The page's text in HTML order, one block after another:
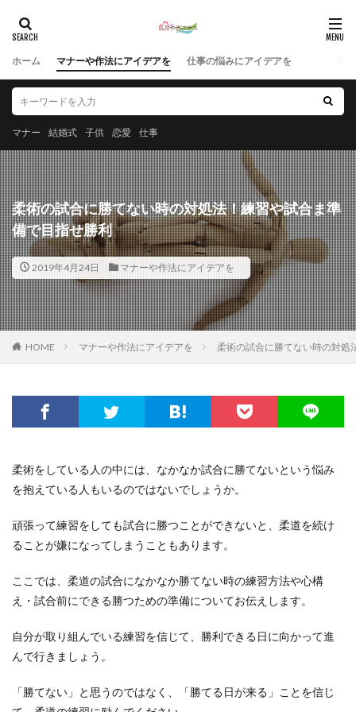
ホーム マナーや作法にアイデアを 仕事の悩みにアイデアを
マナー 結婚式 子供 恋愛 仕事
柔術の試合に勝てない時の対処法！練習や試合ま準
備で目指せ勝利
2019年4月24日 マナーや作法にアイデアを
HOME マナーや作法にアイデアを 柔術の試合に勝てない時の対処
柔術をしている人の中には、なかなか試合に勝てないという悩み
を抱えている人もいるのではないでしょうか。
頑張って練習をしても試合に勝つことができないと、柔道を続け
ることが嫌になってしまうこともあります。
ここでは、柔道の試合になかなか勝てない時の練習方法や心構
え・試合前にできる勝つための準備についてお伝えします。
自分が取り組んでいる練習を信じて、勝利できる日に向かって進
んで行きましょう。
「勝てない」と思うのではなく、「勝てる日が来る」ことを信じ